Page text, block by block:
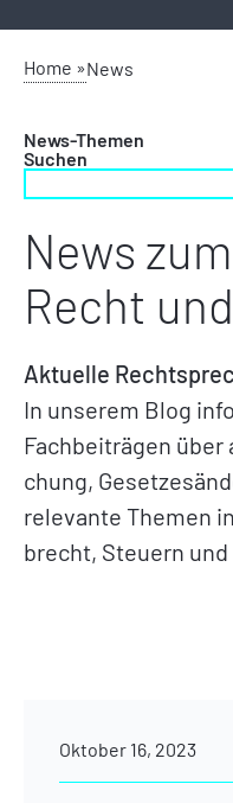
Home »News
News-Themen
Suchen
News
Recht
Aktuelle
In unserem Blog
Fachbeiträgen
chung,
relevante Themen
brecht, Steuern
Oktober 16, 2023